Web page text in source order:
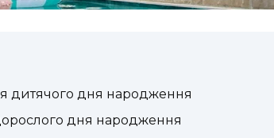
дитячого дня народження
дня народження